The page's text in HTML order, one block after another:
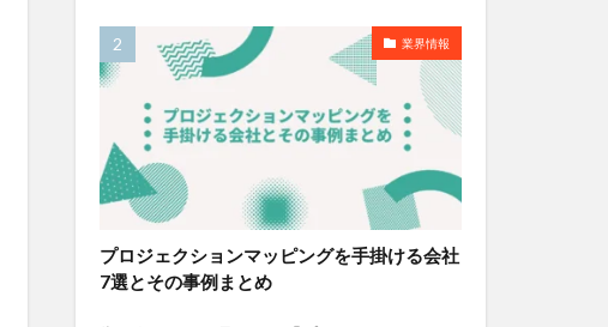
業界情報
プロジェクションマッピングを手掛ける会社
7選とその事例まとめ